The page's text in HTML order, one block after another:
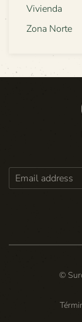
Vivienda
Zona Norte
©